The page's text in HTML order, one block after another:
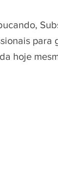
para
hoje